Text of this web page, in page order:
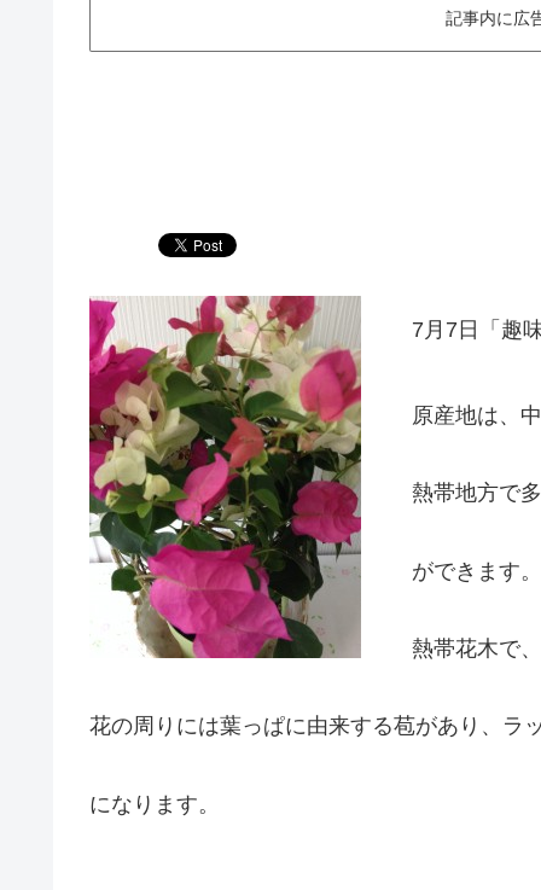
記事内に広
7月7日「趣
原産地は、
熱帯地方で
ができます。
熱帯花木で
花の周りには葉っぱに由来する苞があり、ラ
になります。